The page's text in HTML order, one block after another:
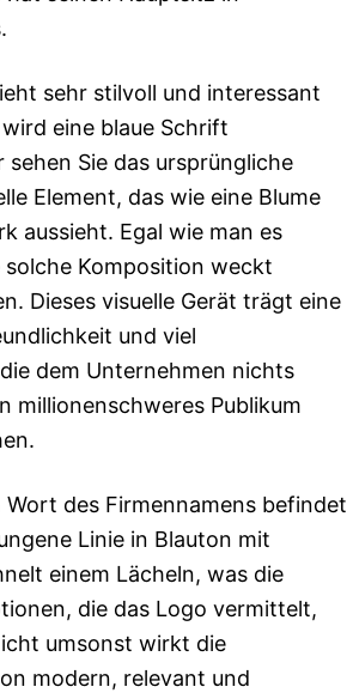
sehr stilvoll und interessant
eine blaue Schrift
Sie das ursprüngliche
Element, das wie eine Blume
aussieht. Egal wie man es
Komposition weckt
Dieses visuelle Gerät trägt eine
und viel
dem Unternehmen nichts
millionenschweres Publikum
des Firmennamens befindet
Linie in Blauton mit
einem Lächeln, was die
die das Logo vermittelt,
umsonst wirkt die
modern, relevant und